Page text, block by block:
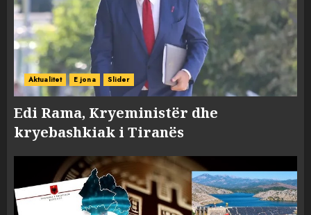
Aktualitet E jona Slider
Edi Rama, Kryeministër dhe
kryebashkiak i Tiranës